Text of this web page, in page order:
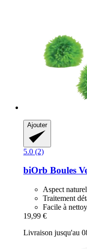
Ajouter
5.0 (2)
biOrb Boules
Aspect
Traitement
Facile à
19,99 €
Livraison jusqu'au